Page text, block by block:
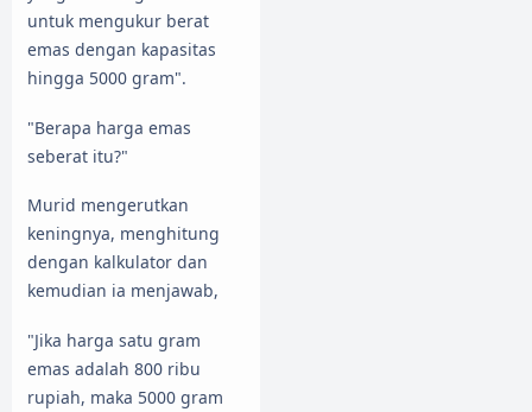
untuk mengukur berat
emas dengan kapasitas
hingga 5000 gram".
"Berapa harga emas
seberat itu?"
Murid mengerutkan
keningnya, menghitung
dengan kalkulator dan
kemudian ia menjawab,
"Jika harga satu gram
emas adalah 800 ribu
rupiah, maka 5000 gram